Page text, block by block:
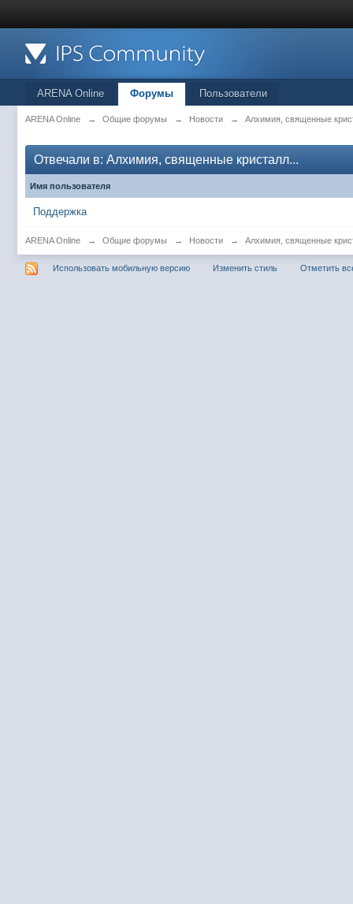
ARENA Online Форумы Пользователи
ARENA Online → Общие форумы → Новости → Алхимия, священные
Отвечали в: Алхимия, священные кристалл...
Имя пользователя
Поддержка
ARENA Online → Общие форумы → Новости → Алхимия, священные
Использовать мобильную версию Изменить стиль Отметить